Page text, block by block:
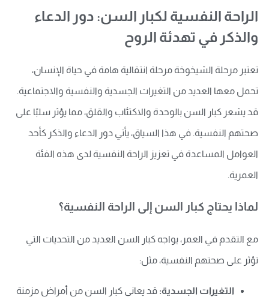
الراحة النفسية لكبار السن: دور الدعاء
والذكر في تهدئة الروح
تعتبر مرحلة الشيخوخة مرحلة انتقالية هامة في حياة الإنسان،
تحمل معها العديد من التغيرات الجسدية والنفسية والاجتماعية.
قد يشعر كبار السن بالوحدة والاكتئاب والقلق، مما يؤثر سلبًا على
صحتهم النفسية. في هذا السياق، يأتي دور الدعاء والذكر كأحد
العوامل المساعدة في تعزيز الراحة النفسية لدى هذه الفئة
العمرية.
لماذا يحتاج كبار السن إلى الراحة النفسية؟
مع التقدم في العمر، يواجه كبار السن العديد من التحديات التي
تؤثر على صحتهم النفسية، مثل:
التغيرات الجسدية: قد يعاني كبار السن من أمراض مزمنة